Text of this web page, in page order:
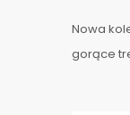
Nowa
gorące